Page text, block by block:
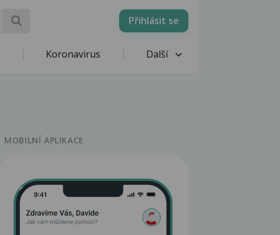
Přihlásit se
Koronavirus Další
MOBILNÍ APLIKACE